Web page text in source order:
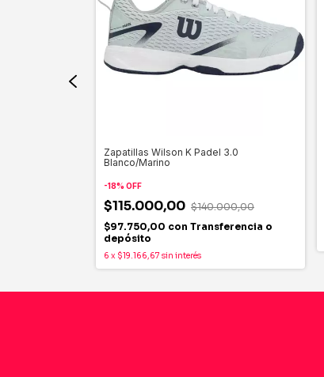
Zapatillas Wilson K Padel 3.0
Blanco/Marino
-18% OFF
$115.000,00 $140.000,00
$97.750,00 con Transferencia o
depósito
6 x $19.166,67 sin interés